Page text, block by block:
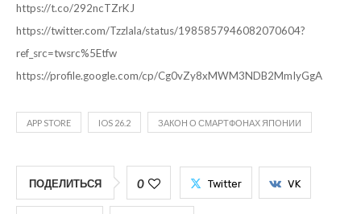
https://t.co/292ncTZrKJ
https://twitter.com/Tzzlala/status/1985857946082070604?
ref_src=twsrc%5Etfw
https://profile.google.com/cp/Cg0vZy8xMWM3NDB2MmIyGgA
APP STORE IOS 26.2 ЗАКОН О СМАРТФОНАХ ЯПОНИИ
ПОДЕЛИТЬСЯ 0 Twitter VK